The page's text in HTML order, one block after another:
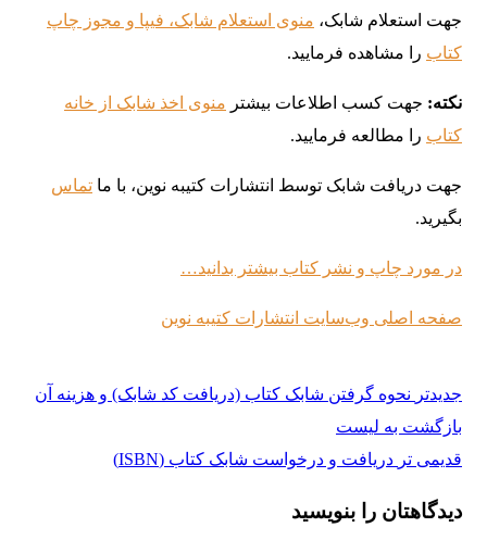
جهت استعلام شابک، منوی استعلام شابک، فیپا و مجوز چاپ
کتاب را مشاهده فرمایید.
نکته: جهت کسب اطلاعات بیشتر منوی اخذ شابک از خانه
کتاب را مطالعه فرمایید.
جهت دریافت شابک توسط انتشارات کتیبه نوین، با ما تماس
بگیرید.
در مورد چاپ و نشر کتاب بیشتر بدانید…
صفحه اصلی وب‌سایت انتشارات کتیبه نوین
جدیدتر نحوه گرفتن شابک کتاب (دریافت کد شابک) و هزینه آن
بازگشت به لیست
قدیمی تر دریافت و درخواست شابک کتاب (ISBN)
دیدگاهتان را بنویسید